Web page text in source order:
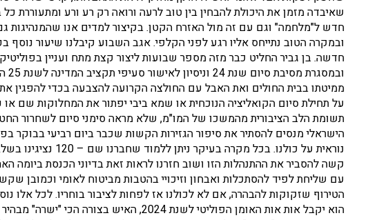
שאיבדה מזמן את היכולת להבחין בין טוב לרעה ורואה רק רע ורע
חדש ל"מלחמה" וגם עם זה מול האזרח הקטן. בקיצור למדים אנו שהמנהיגות
ובמקרה הטוב נתייחס אליו רגע לפני הקלפי. אגב השבוע קיבלנו שיעור
חדשה. בן גביר החליט כבר מזה מספר שבועות ליצור קצת מתח ועניין
ממיטתו בבית החולים ואת האבל עם החולצה הקרועה להצבעה בכדי להפגין
על תחילת סיום הקואליציה הנוכחית או שמא ביבי יפתור את המחלוקות שם
תשומת הלב הציבורית מהמשכו של המו"מ, שלא מראה סימני סיום לשחרור
הישראלי מנסים להסתיר את סיפור הגזירות הקשות שכבר ביום רביעי
עם שליחת לפיד להסתכלות ואבחון וזיכויי בהטבות מביטוח לאומי וכמובן
הטירוף שזקוקות להבהרה, אם לא לכולנו אז לפחות לציבור בוחריו. לכל
הוא יקבל אות אות האומן הפוליטי לשנת